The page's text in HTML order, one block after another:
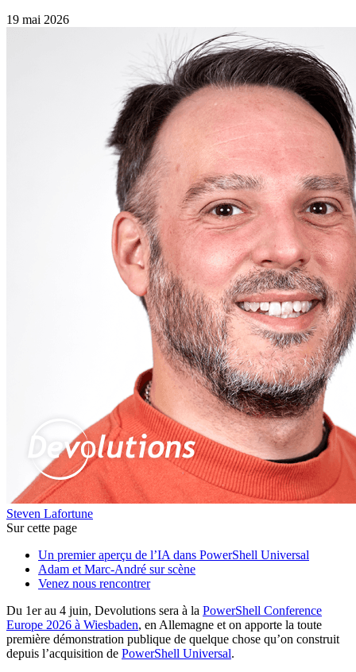
19 mai 2026
Steven Lafortune
Sur cette page
Un premier aperçu de l’IA dans PowerShell Universal
Adam et Marc-André sur scène
Venez nous rencontrer
Du 1er au 4 juin, Devolutions sera à la PowerShell Conference
Europe 2026 à Wiesbaden, en Allemagne et on apporte la toute
première démonstration publique de quelque chose qu’on construit
depuis l’acquisition de PowerShell Universal.